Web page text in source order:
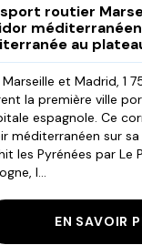
routier
au
et Madrid, 1
la première ville
espagnole. Ce
méditerranéen sur
les Pyrénées par Le
l...
EN SAVOIR